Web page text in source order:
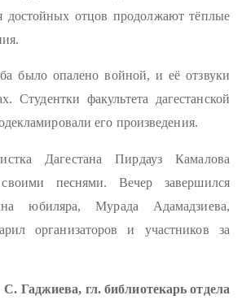
достойных отцов продолжают тёплые
было опалено войной, и её отзвуки
Студентки факультета дагестанской
его произведения.
Дагестана Пирдауз Камалова
песнями. Вечер завершился
юбиляра, Мурада Адамадзиева,
организаторов и участников за
С. Гаджиева, гл. библиотекарь отдела